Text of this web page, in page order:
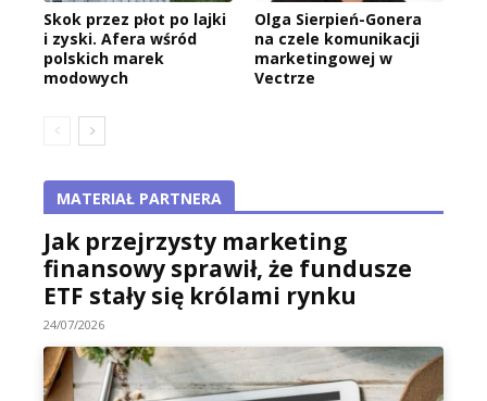
Skok przez płot po lajki
i zyski. Afera wśród
polskich marek
modowych
Olga Sierpień-Gonera
na czele komunikacji
marketingowej w
Vectrze
MATERIAŁ PARTNERA
Jak przejrzysty marketing
finansowy sprawił, że fundusze
ETF stały się królami rynku
24/07/2026